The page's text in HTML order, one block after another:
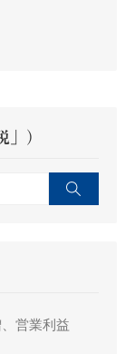
）
営業利益